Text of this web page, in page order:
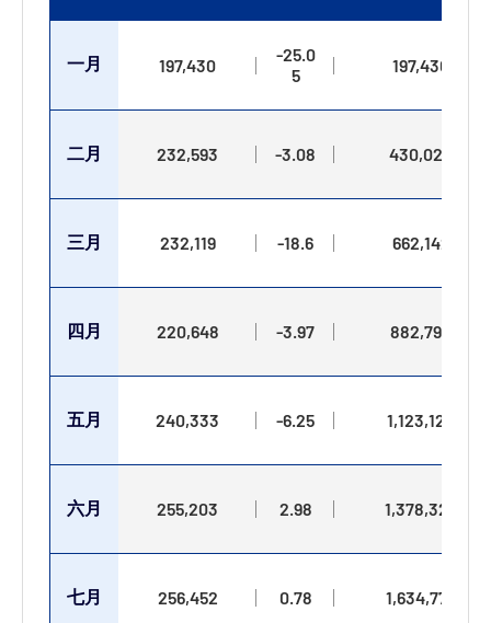
一月 197,430
-25.0
5
197,430
二月 232,593 -3.08 430,023
三月 232,119 -18.6 662,142
四月 220,648 -3.97 882,790
五月 240,333 -6.25 1,123,123
六月 255,203 2.98 1,378,326
七月 256,452 0.78 1,634,778